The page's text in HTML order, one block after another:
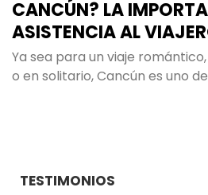
CANCÚN? LA
ASISTENCIA AL
Ya sea para un viaje
o en solitario, Cancún es uno
TESTIMONIOS